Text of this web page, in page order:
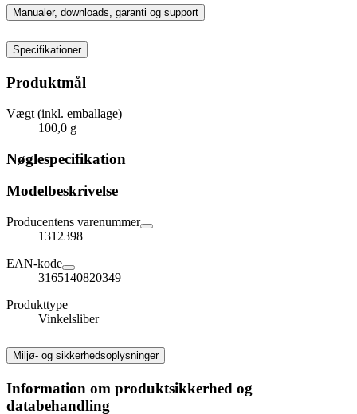
Manualer, downloads, garanti og support
Specifikationer
Produktmål
Vægt (inkl. emballage)
100,0 g
Nøglespecifikation
Modelbeskrivelse
Producentens varenummer
1312398
EAN-kode
3165140820349
Produkttype
Vinkelsliber
Miljø- og sikkerhedsoplysninger
Information om produktsikkerhed og
databehandling